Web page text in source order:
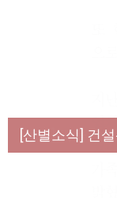
[성명] 막을 수
[산별소식] 건
[강릉,속초,원
[조합원☆인터
[본부소식] 강